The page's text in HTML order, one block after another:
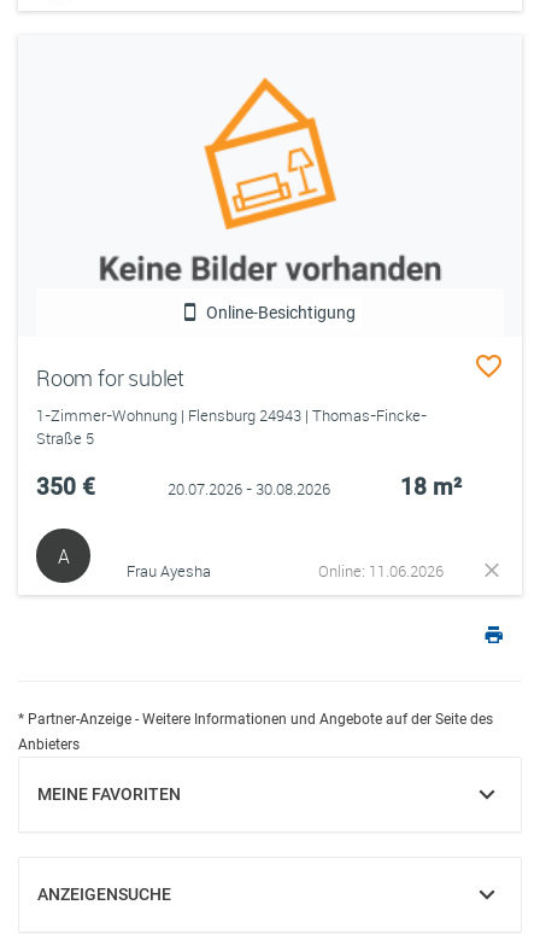
Online-Besichtigung
Room for sublet
1-Zimmer-Wohnung | Flensburg 24943 | Thomas-Fincke-
Straße 5
350 € 20.07.2026 - 30.08.2026 18 m²
A
Frau Ayesha Online: 11.06.2026
* Partner-Anzeige - Weitere Informationen und Angebote auf der Seite des
Anbieters
MEINE FAVORITEN
EINBLENDEN
ANZEIGENSUCHE
EINBLENDEN